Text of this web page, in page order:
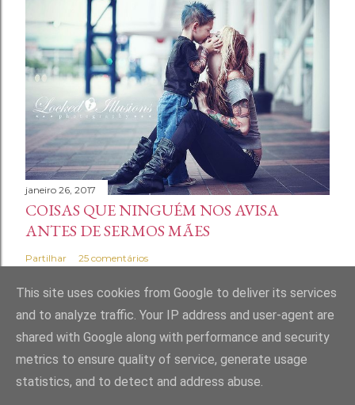
janeiro 26, 2017
COISAS QUE NINGUÉM NOS AVISA
ANTES DE SERMOS MÃES
Partilhar 25 comentários
Com tecnologia do Blogger
Marta Andrade Maia | Home Made Mess
This site uses cookies from Google to deliver its services
and to analyze traffic. Your IP address and user-agent are
shared with Google along with performance and security
metrics to ensure quality of service, generate usage
statistics, and to detect and address abuse.